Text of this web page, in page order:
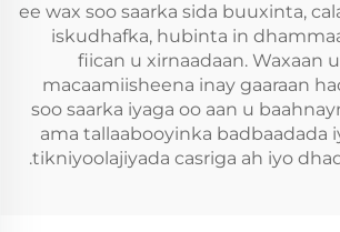
ee wax soo saarka sida buuxinta,
iskudhafka, hubinta in
fiican u xirnaadaan. Waxaan
macaamiisheena inay gaaraan
soo saarka iyaga oo aan u
ama tallaabooyinka badbaadada
tikniyoolajiyada casriga ah iyo